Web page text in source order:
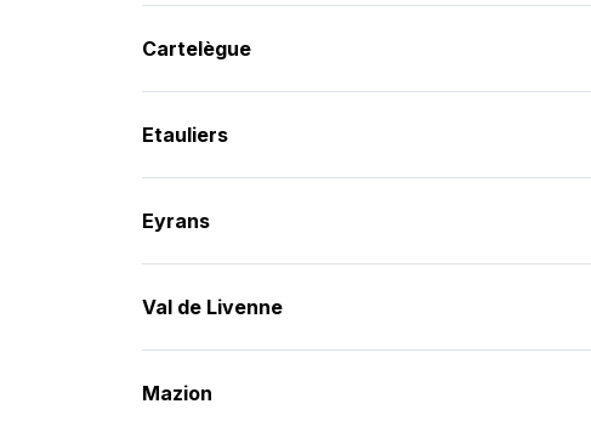
Cartelègue
Etauliers
Eyrans
Val de Livenne
Mazion